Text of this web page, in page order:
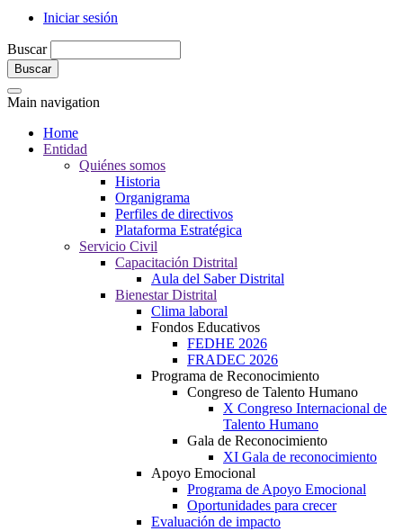
Iniciar sesión
Buscar
Main navigation
Home
Entidad
Quiénes somos
Historia
Organigrama
Perfiles de directivos
Plataforma Estratégica
Servicio Civil
Capacitación Distrital
Aula del Saber Distrital
Bienestar Distrital
Clima laboral
Fondos Educativos
FEDHE 2026
FRADEC 2026
Programa de Reconocimiento
Congreso de Talento Humano
X Congreso Internacional de
Talento Humano
Gala de Reconocimiento
XI Gala de reconocimiento
Apoyo Emocional
Programa de Apoyo Emocional
Oportunidades para crecer
Evaluación de impacto